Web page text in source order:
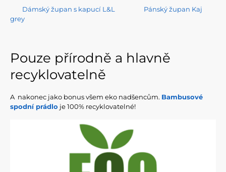
Dámský župan s kapucí L&L
Pánský župan Kaj
grey
Pouze přírodně a hlavně
recyklovatelně
A nakonec jako bonus všem eko nadšencům. Bambusové
spodní prádlo je 100% recyklovatelné!